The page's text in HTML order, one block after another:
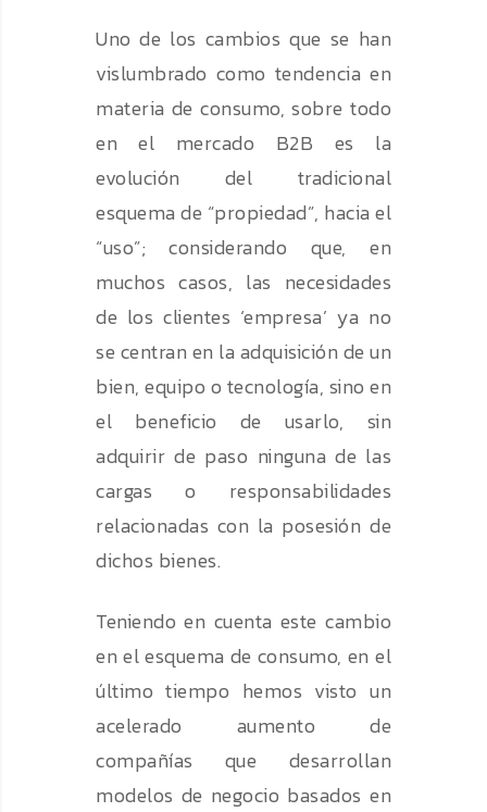
Uno de los cambios que se han
vislumbrado como tendencia en
materia de consumo, sobre todo
en el mercado B2B es la
evolución del tradicional
esquema de “propiedad”, hacia el
“uso”; considerando que, en
muchos casos, las necesidades
de los clientes ‘empresa’ ya no
se centran en la adquisición de un
bien, equipo o tecnología, sino en
el beneficio de usarlo, sin
adquirir de paso ninguna de las
cargas o responsabilidades
relacionadas con la posesión de
dichos bienes.
Teniendo en cuenta este cambio
en el esquema de consumo, en el
último tiempo hemos visto un
acelerado aumento de
compañías que desarrollan
modelos de negocio basados ​​en